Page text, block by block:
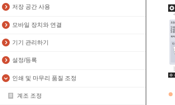
저장 공간 사용
모바일 장치와 연결
기기 관리하기
설정/등록
인쇄 및 마무리 품질 조정
계조 조정